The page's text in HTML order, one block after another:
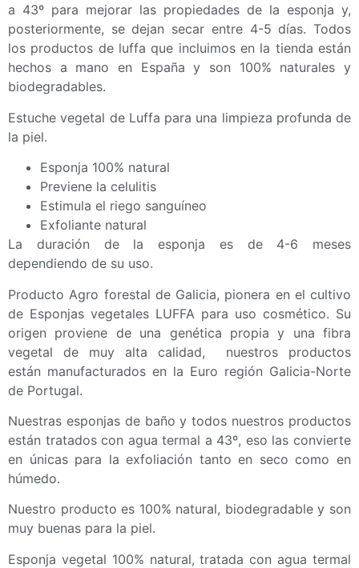
a 43º para mejorar las propiedades de la esponja y,
posteriormente, se dejan secar entre 4-5 días. Todos
los productos de luffa que incluimos en la tienda están
hechos a mano en España y son 100% naturales y
biodegradables.
Estuche vegetal de Luffa para una limpieza profunda de
la piel.
Esponja 100% natural
Previene la celulitis
Estimula el riego sanguíneo
Exfoliante natural
La duración de la esponja es de 4-6 meses
dependiendo de su uso.
Producto Agro forestal de Galicia, pionera en el cultivo
de Esponjas vegetales LUFFA para uso cosmético. Su
origen proviene de una genética propia y una fibra
vegetal de muy alta calidad, nuestros productos
están manufacturados en la Euro región Galicia-Norte
de Portugal.
Nuestras esponjas de baño y todos nuestros productos
están tratados con agua termal a 43º, eso las convierte
en únicas para la exfoliación tanto en seco como en
húmedo.
Nuestro producto es 100% natural, biodegradable y son
muy buenas para la piel.
Esponja vegetal 100% natural, tratada con agua termal